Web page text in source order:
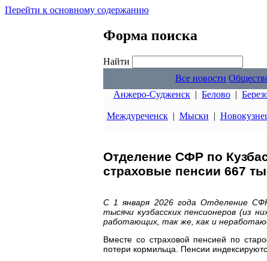
Перейти к основному содержанию
Форма поиска
Найти
Все новости
Анжеро-Судженск | Белово |
Междуреченск| Мыски |
Отделение СФР по
страховые пенсии 667
С 1 января 2026 года Отделение
тысячи кузбасских пенсионеров (из
работающих, так же, как и
Вместе со страховой пенсией по
потери кормильца. Пенсии